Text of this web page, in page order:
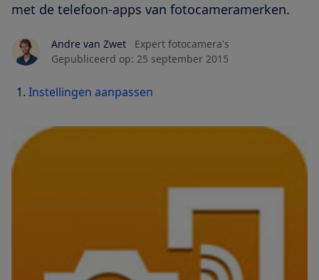
met de telefoon-apps van fotocameramerken.
Andre van Zwet
Expert fotocamera's
Gepubliceerd op: 25 september 2015
Instellingen aanpassen